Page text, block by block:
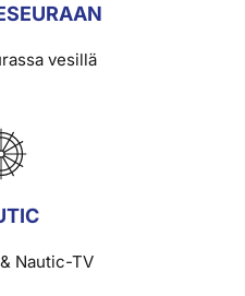
vesillä
Nautic-TV